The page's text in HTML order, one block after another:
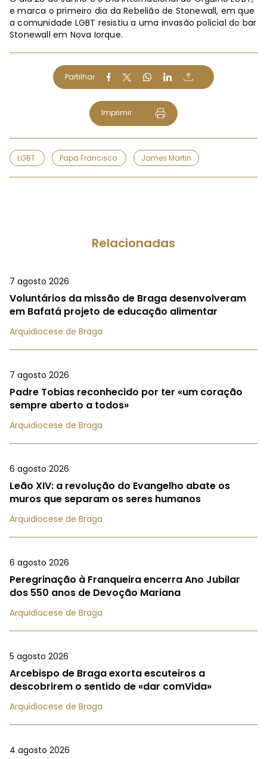
e marca o primeiro dia da Rebelião de Stonewall, em que
a comunidade LGBT resistiu a uma invasão policial do bar
Stonewall em Nova Iorque.
Partilhar
Imprimir
LGBT Papa Francisco James Martin
Relacionadas
7 agosto 2026
Voluntários da missão de Braga desenvolveram
em Bafatá projeto de educação alimentar
Arquidiocese de Braga
7 agosto 2026
Padre Tobias reconhecido por ter «um coração
sempre aberto a todos»
Arquidiocese de Braga
6 agosto 2026
Leão XIV: a revolução do Evangelho abate os
muros que separam os seres humanos
Arquidiocese de Braga
6 agosto 2026
Peregrinação à Franqueira encerra Ano Jubilar
dos 550 anos de Devoção Mariana
Arquidiocese de Braga
5 agosto 2026
Arcebispo de Braga exorta escuteiros a
descobrirem o sentido de «dar comVida»
Arquidiocese de Braga
4 agosto 2026